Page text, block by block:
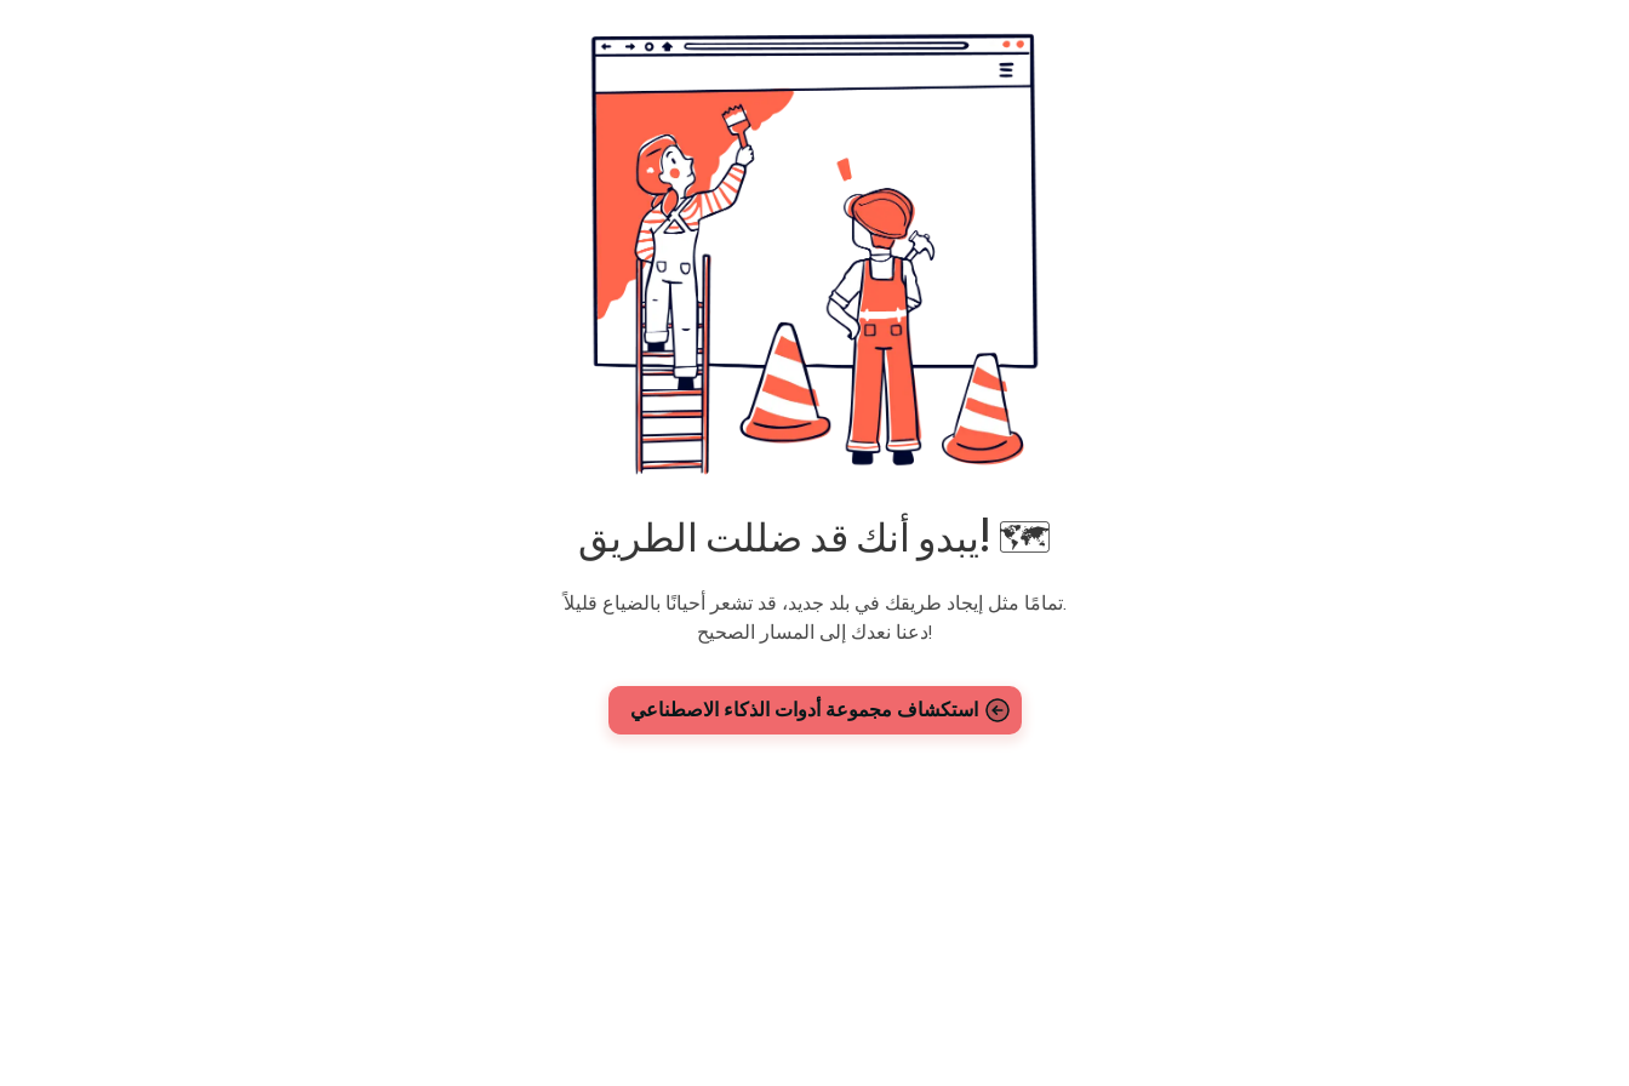
يبدو أنك قد ضللت الطريق! 🗺️
تمامًا مثل إيجاد طريقك في بلد جديد، قد تشعر أحيانًا بالضياع قليلاً.
دعنا نعدك إلى المسار الصحيح!
استكشاف مجموعة أدوات الذكاء الاصطناعي